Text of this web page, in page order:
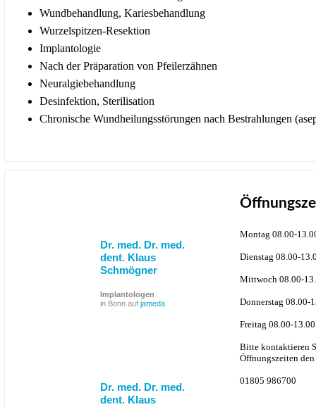
Wundbehandlung, Kariesbehandlung
Wurzelspitzen-Resektion
Implantologie
Nach der Präparation von Pfeilerzähnen
Neuralgiebehandlung
Desinfektion, Sterilisation
Chronische Wundheilungsstörungen nach Bestrahlungen
Dr. med. Dr. med.
dent. Klaus
Schmögner
Implantologen
in Bonn auf jameda
Dr. med. Dr. med.
dent. Klaus
Montag 08.00-
Dienstag 08.00-
Mittwoch 08.00-
Donnerstag 08.00-
Freitag 08.00-
Bitte kontaktieren
Öffnungszeiten
01805 986700